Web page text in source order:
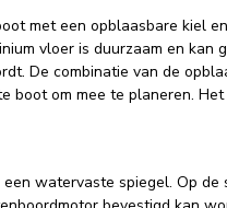
met een opblaasbare kiel
vloer is duurzaam en kan
De combinatie van de
boot om mee te planeren.
watervaste spiegel. Op